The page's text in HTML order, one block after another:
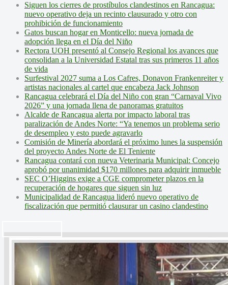
Siguen los cierres de prostíbulos clandestinos en Rancagua:
nuevo operativo deja un recinto clausurado y otro con
prohibición de funcionamiento
Gatos buscan hogar en Monticello: nueva jornada de
adopción llega en el Día del Niño
Rectora UOH presentó al Consejo Regional los avances que
consolidan a la Universidad Estatal tras sus primeros 11 años
de vida
Surfestival 2027 suma a Los Cafres, Donavon Frankenreiter y
artistas nacionales al cartel que encabeza Jack Johnson
Rancagua celebrará el Día del Niño con gran “Carnaval Vivo
2026” y una jornada llena de panoramas gratuitos
Alcalde de Rancagua alerta por impacto laboral tras
paralización de Andes Norte: “Ya tenemos un problema serio
de desempleo y esto puede agravarlo
Comisión de Minería abordará el próximo lunes la suspensión
del proyecto Andes Norte de El Teniente
Rancagua contará con nueva Veterinaria Municipal: Concejo
aprobó por unanimidad $170 millones para adquirir inmueble
SEC O’Higgins exige a CGE comprometer plazos en la
recuperación de hogares que siguen sin luz
Municipalidad de Rancagua lideró nuevo operativo de
fiscalización que permitió clausurar un casino clandestino